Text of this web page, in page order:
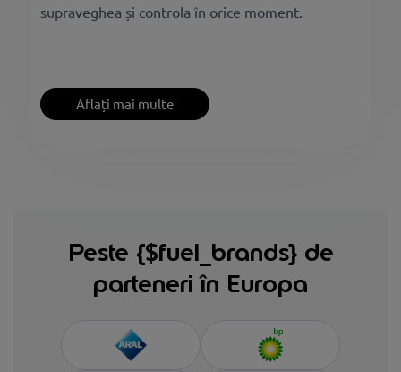
supraveghea și controla în orice moment.
Aflați mai multe
Peste {$fuel_brands} de
parteneri în Europa